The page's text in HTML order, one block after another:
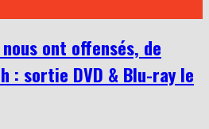
ont offensés, de
: sortie DVD & Blu-ray le